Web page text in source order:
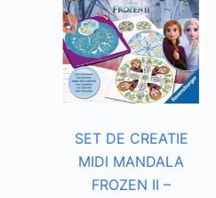
SET DE CREATIE
MIDI MANDALA
FROZEN II –